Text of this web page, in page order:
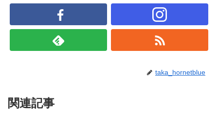
taka_hornetblue
関連記事